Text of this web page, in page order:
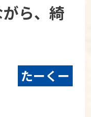
ら、綺
たーくー